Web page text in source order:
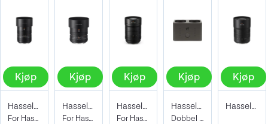
Kjøp
Hasselblad XCD 90mm f/2.5
For Hasselblad X-systemet
Kjøp
Hasselblad XCD 55mm f/2.5
For Hasselblad X-systemet
Kjøp
Hasselblad XCD 35-100mm f/2.8-4 E
For Hasselblad X-systemet
Kjøp
Hasselblad Battery Charging Hub
Dobbel lader til X- og CFV-50cII-system
Kjøp
Hasselblad XCD 20-35mm f/3.2-4.5 E